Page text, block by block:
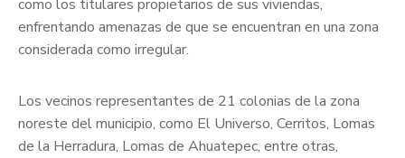
como los titulares propietarios de sus viviendas,
enfrentando amenazas de que se encuentran en una zona
considerada como irregular.
Los vecinos representantes de 21 colonias de la zona
noreste del municipio, como El Universo, Cerritos, Lomas
de la Herradura, Lomas de Ahuatepec, entre otras,